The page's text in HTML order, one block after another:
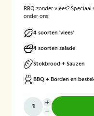
BBQ zonder vlees?
onder ons!
4 soorten 'vlees'
4 soorten salade
Stokbrood + Sauzen
BBQ + Borden en